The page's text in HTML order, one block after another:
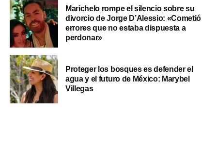
Marichelo rompe el silencio sobre su
divorcio de Jorge D’Alessio: «Cometió
errores que no estaba dispuesta a
perdonar»
Proteger los bosques es defender el
agua y el futuro de México: Marybel
Villegas